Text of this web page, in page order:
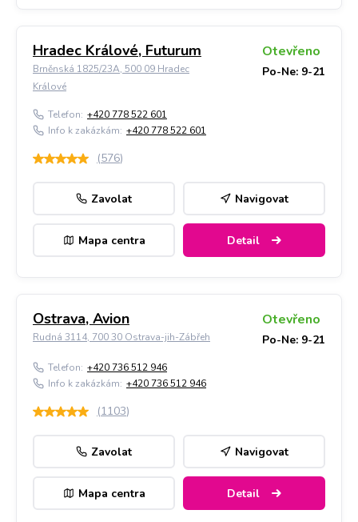
Hradec Králové, Futurum
Brněnská 1825/23A, 500 09 Hradec
Králové
Otevřeno
Po-Ne: 9-21
Telefon: +420 778 522 601
Info k zakázkám: +420 778 522 601
(576)
Zavolat Navigovat
Mapa centra Detail
Ostrava, Avion
Rudná 3114, 700 30 Ostrava-jih-Zábřeh
Otevřeno
Po-Ne: 9-21
Telefon: +420 736 512 946
Info k zakázkám: +420 736 512 946
(1103)
Zavolat Navigovat
Mapa centra Detail